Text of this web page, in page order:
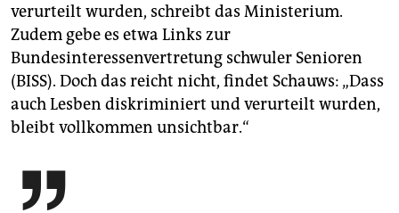
verurteilt wurden, schreibt das Ministerium.
Zudem gebe es etwa Links zur
Bundesinteressenvertretung schwuler Senioren
(BISS). Doch das reicht nicht, findet Schauws: „Dass
auch Lesben diskriminiert und verurteilt wurden,
bleibt vollkommen unsichtbar.“
